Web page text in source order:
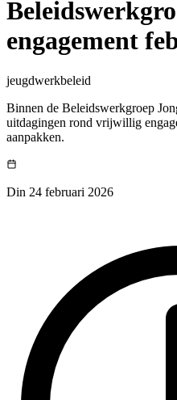
engagement
jeugdwerkbeleid
Binnen de Beleidswerkgroep
uitdagingen rond vrijwillig
aanpakken.
Din 24 februari 2026